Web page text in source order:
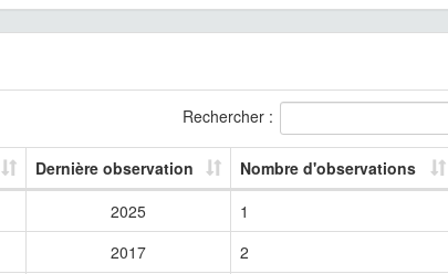
Rechercher :
Dernière observation
Nombre d'observations
2025
1
2017
2